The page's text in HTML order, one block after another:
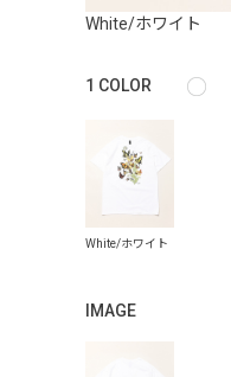
White/ホワイト
1 COLOR
IMAGE